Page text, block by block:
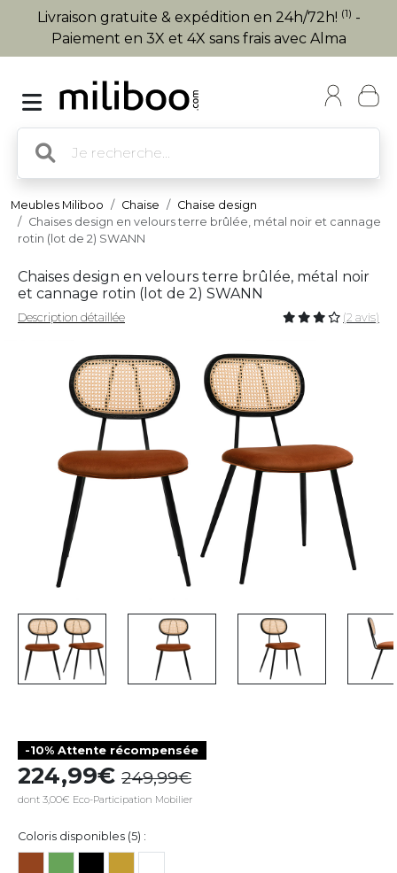
Livraison gratuite & expédition en 24h/72h! (1) -
Paiement en 3X et 4X sans frais avec Alma
Meubles Miliboo Chaise
Chaise design
Chaises design en velours terre brûlée, métal noir et cannage
rotin (lot de 2) SWANN
Chaises design en velours terre brûlée, métal noir
et cannage rotin (lot de 2) SWANN
Description détaillée (2 avis)
-10% Attente récompensée
224,99 249,99
dont 3,00€ Eco-Participation Mobilier
Coloris disponibles (5) :